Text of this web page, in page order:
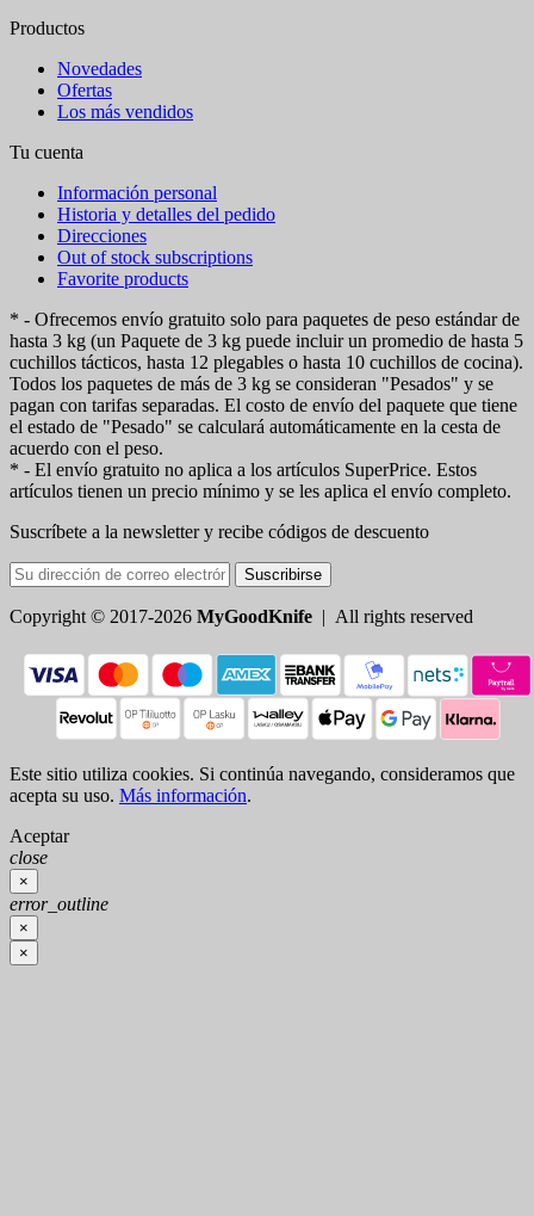
Productos
Novedades
Ofertas
Los más vendidos
Tu cuenta
Información personal
Historia y detalles del pedido
Direcciones
Out of stock subscriptions
Favorite products
* - Ofrecemos envío gratuito solo para paquetes de peso estándar de
hasta 3 kg (un Paquete de 3 kg puede incluir un promedio de hasta 5
cuchillos tácticos, hasta 12 plegables o hasta 10 cuchillos de cocina).
Todos los paquetes de más de 3 kg se consideran "Pesados" y se
pagan con tarifas separadas. El costo de envío del paquete que tiene
el estado de "Pesado" se calculará automáticamente en la cesta de
acuerdo con el peso.
* - El envío gratuito no aplica a los artículos SuperPrice. Estos
artículos tienen un precio mínimo y se les aplica el envío completo.
Suscríbete a la newsletter y recibe códigos de descuento
Suscribirse
Copyright © 2017-2026 MyGoodKnife | All rights reserved
Este sitio utiliza cookies. Si continúa navegando, consideramos que
acepta su uso. Más información.
Aceptar
close
×
error_outline
×
×